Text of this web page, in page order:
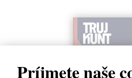
Príjmete naše